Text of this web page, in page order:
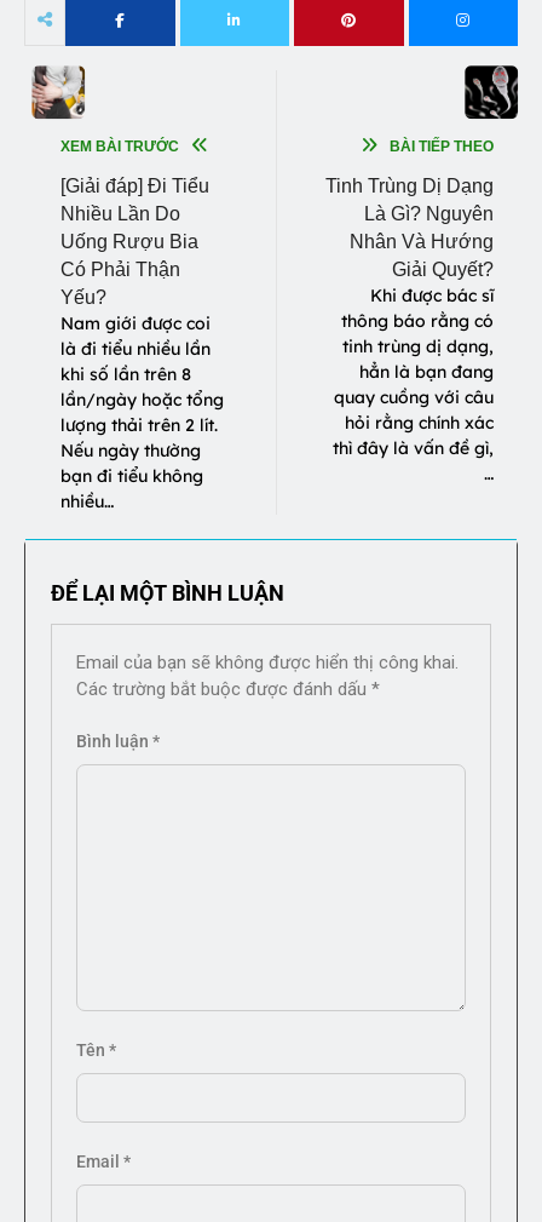
XEM BÀI TRƯỚC
[Giải đáp] Đi Tiểu
Nhiều Lần Do
Uống Rượu Bia
Có Phải Thận
Yếu?
Nam giới được coi
là đi tiểu nhiều lần
khi số lần trên 8
lần/ngày hoặc tổng
lượng thải trên 2 lít.
Nếu ngày thường
bạn đi tiểu không
nhiều…
BÀI TIẾP THEO
Tinh Trùng Dị Dạng
Là Gì? Nguyên
Nhân Và Hướng
Giải Quyết?
Khi được bác sĩ
thông báo rằng có
tinh trùng dị dạng,
hẳn là bạn đang
quay cuồng với câu
hỏi rằng chính xác
thì đây là vấn đề gì,
…
ĐỂ LẠI MỘT BÌNH LUẬN
Email của bạn sẽ không được hiển thị công khai.
Các trường bắt buộc được đánh dấu *
Bình luận *
Tên *
Email *